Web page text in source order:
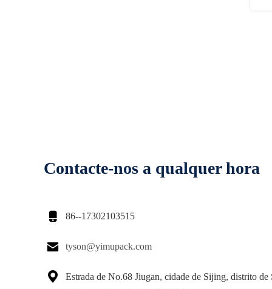
Contacte-nos a qualquer hora
 86--17302103515
 tyson@yimupack.com

Estrada de No.68 Jiugan, cidade de Sijing, distrito de